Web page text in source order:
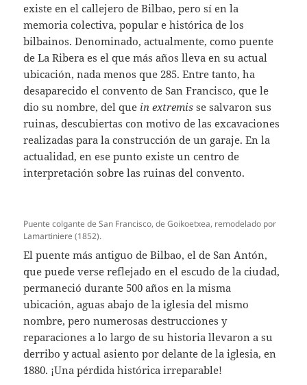
existe en el callejero de Bilbao, pero sí en la
memoria colectiva, popular e histórica de los
bilbainos. Denominado, actualmente, como puente
de La Ribera es el que más años lleva en su actual
ubicación, nada menos que 285. Entre tanto, ha
desaparecido el convento de San Francisco, que le
dio su nombre, del que in extremis se salvaron sus
ruinas, descubiertas con motivo de las excavaciones
realizadas para la construcción de un garaje. En la
actualidad, en ese punto existe un centro de
interpretación sobre las ruinas del convento.
Puente colgante de San Francisco, de Goikoetxea, remodelado por
Lamartiniere (1852).
El puente más antiguo de Bilbao, el de San Antón,
que puede verse reflejado en el escudo de la ciudad,
permaneció durante 500 años en la misma
ubicación, aguas abajo de la iglesia del mismo
nombre, pero numerosas destrucciones y
reparaciones a lo largo de su historia llevaron a su
derribo y actual asiento por delante de la iglesia, en
1880. ¡Una pérdida histórica irreparable!